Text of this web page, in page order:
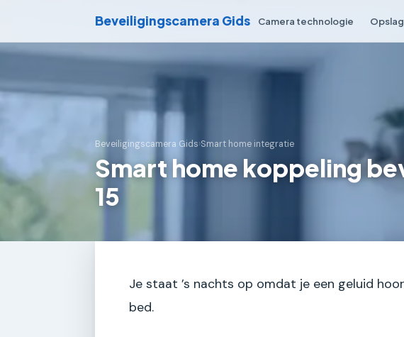
Beveiligingscamera Gids Camera technologie Opslag
Beveiligingscamera Gids›Smart home integratie
Smart home koppeling
15
Je staat ’s nachts op omdat je een geluid
bed.